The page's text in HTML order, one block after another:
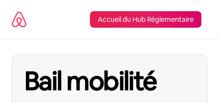
contenido
Accueil du Hub Réglementaire
Bail mobilité